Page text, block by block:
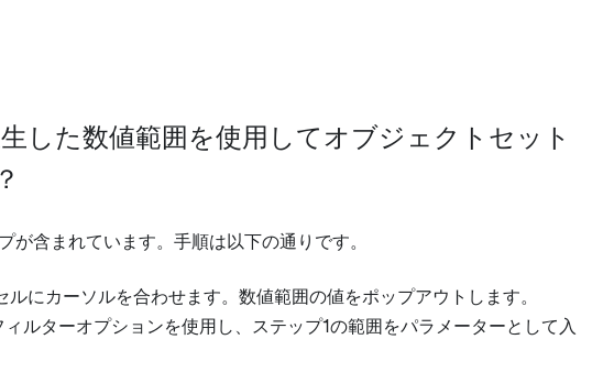
した数値範囲を使用してオブジェクトセット
含まれています。手順は以下の通りです。
にカーソルを合わせます。数値範囲の値をポップアウトします。
ルターオプションを使用し、ステップ1の範囲をパラメーターとして入